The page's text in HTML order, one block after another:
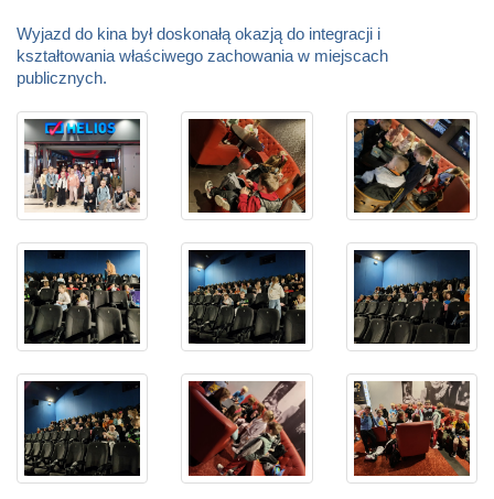
Wyjazd do kina był doskonałą okazją do integracji i
kształtowania właściwego zachowania w miejscach
publicznych.